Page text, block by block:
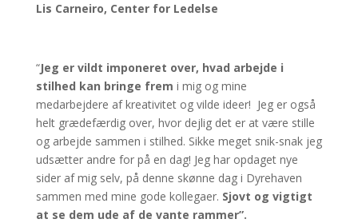
Lis Carneiro, Center for Ledelse
“Jeg er vildt imponeret over, hvad arbejde i
stilhed kan bringe frem i mig og mine
medarbejdere af kreativitet og vilde ideer! Jeg er også
helt grædefærdig over, hvor dejlig det er at være stille
og arbejde sammen i stilhed. Sikke meget snik-snak jeg
udsætter andre for på en dag! Jeg har opdaget nye
sider af mig selv, på denne skønne dag i Dyrehaven
sammen med mine gode kollegaer. Sjovt og vigtigt
at se dem ude af de vante rammer”.